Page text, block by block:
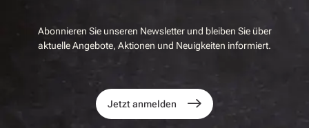
Abonnieren Sie unseren Newsletter und bleiben Sie über
aktuelle Angebote, Aktionen und Neuigkeiten informiert.
Jetzt anmelden